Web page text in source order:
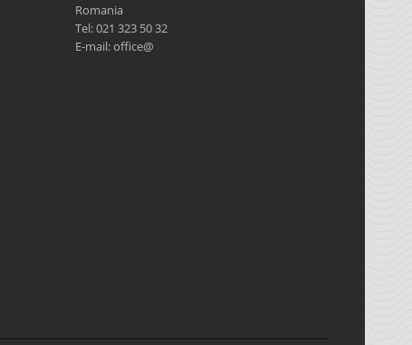
Romania
Tel: 021 323 50 32
E-mail: office@